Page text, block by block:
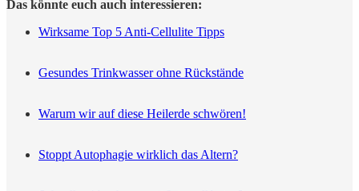
Das könnte euch auch interessieren:
Wirksame Top 5 Anti-Cellulite Tipps
Gesundes Trinkwasser ohne Rückstände
Warum wir auf diese Heilerde schwören!
Stoppt Autophagie wirklich das Altern?